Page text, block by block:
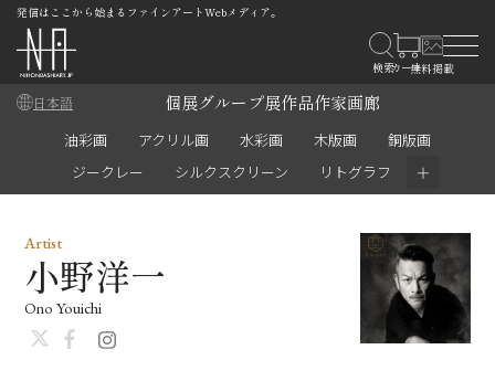
発信はここから始まるファインアートWebメディア。
日本語 個展グループ展作品作家画廊
油彩画 アクリル画 水彩画 木版画
銅版画
ジークレー
シルクスクリーン リトグラフ ＋
Artist
小野洋一
Ono Youichi